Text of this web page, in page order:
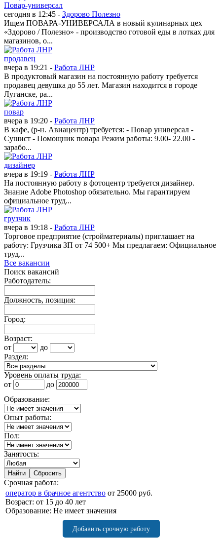
Повар-универсал
сегодня в 12:45 - Здорово Полезно
Ищем ПОВАРА-УНИВЕРСАЛА в новый кулинарных цех
«Здорово / Полезно» - производство готовой еды в лотках для
магазинов, о...
продавец
вчера в 19:21 - Работа ЛНР
В продуктовый магазин на постоянную работу требуется
продавец девушка до 55 лет. Магазин находится в городе
Луганске, ра...
повар
вчера в 19:20 - Работа ЛНР
В кафе, (р-н. Авиацентр) требуется: - Повар универсал -
Сушист - Помощник повара Режим работы: 9.00- 22.00 -
зарабо...
дизайнер
вчера в 19:19 - Работа ЛНР
На постоянную работу в фотоцентр требуется дизайнер.
Знание Adobe Photoshop обязательно. Мы гарантируем
официальное труд...
грузчик
вчера в 19:18 - Работа ЛНР
Торговое предприятие (стройматериалы) приглашает на
работу: Грузчика ЗП от 74 500+ Мы предлагаем: Официальное
труд...
Все вакансии
Поиск вакансий
Работодатель:
Должность, позиция:
Город:
Возраст:
от
до
Раздел:
Уровень оплаты труда:
от
до
Образование:
Опыт работы:
Пол:
Занятость:
Срочная работа:
оператор в брачное агентство от 25000 руб.
Возраст: от 15 до 40 лет
Образование: Не имеет значения
Добавить срочную работу